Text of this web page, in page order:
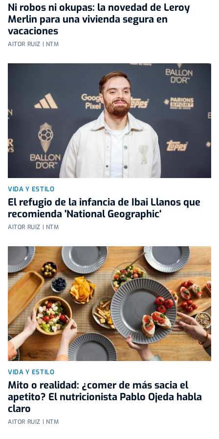
Ni robos ni okupas: la novedad de Leroy
Merlin para una vivienda segura en
vacaciones
AITOR RUIZ | NTM
VIDA Y ESTILO
El refugio de la infancia de Ibai Llanos que
recomienda 'National Geographic'
AITOR RUIZ | NTM
VIDA Y ESTILO
Mito o realidad: ¿comer de más sacia el
apetito? El nutricionista Pablo Ojeda habla
claro
AITOR RUIZ | NTM